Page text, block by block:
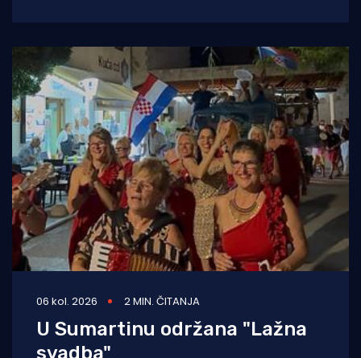
06 kol. 2026 2 MIN. ČITANJA
U Sumartinu održana "Lažna
svadba"